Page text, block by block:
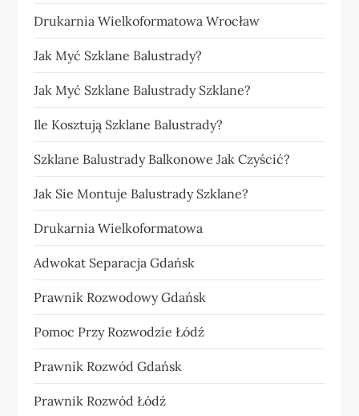
Drukarnia Wielkoformatowa Wrocław
Jak Myć Szklane Balustrady?
Jak Myć Szklane Balustrady Szklane?
Ile Kosztują Szklane Balustrady?
Szklane Balustrady Balkonowe Jak Czyścić?
Jak Sie Montuje Balustrady Szklane?
Drukarnia Wielkoformatowa
Adwokat Separacja Gdańsk
Prawnik Rozwodowy Gdańsk
Pomoc Przy Rozwodzie Łódź
Prawnik Rozwód Gdańsk
Prawnik Rozwód Łódź